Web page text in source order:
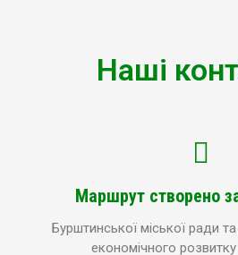
Наші
Маршрут створено
Бурштинської міської ради
економічного